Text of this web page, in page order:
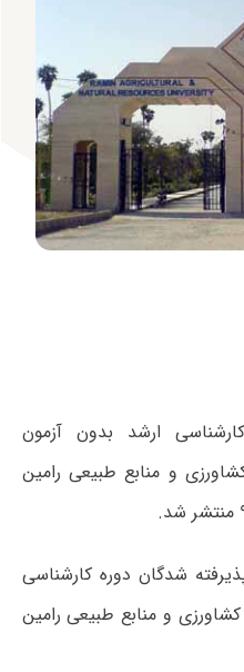
ارشد بدون آزمون
و منابع طبیعی رامین
شدگان دوره کارشناسی
۱۳۹۵ دانشگاه کشاورزی و منابع طبیعی رامین